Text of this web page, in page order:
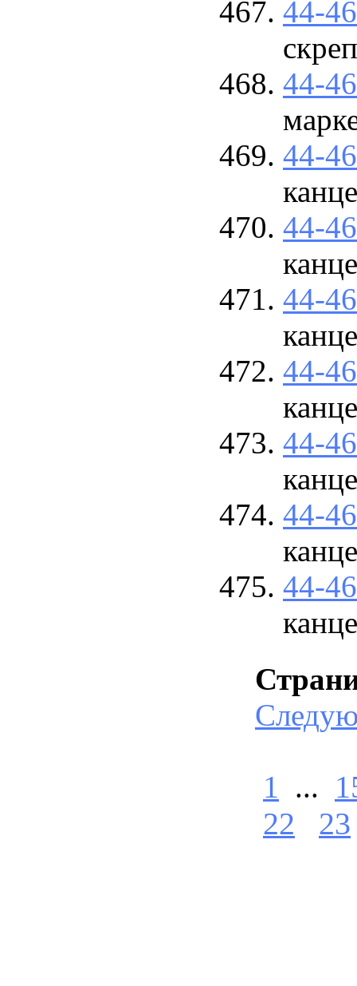
44-
44-
44-
44-
44-
44-
44-
44-
44-
1 ...
22
23